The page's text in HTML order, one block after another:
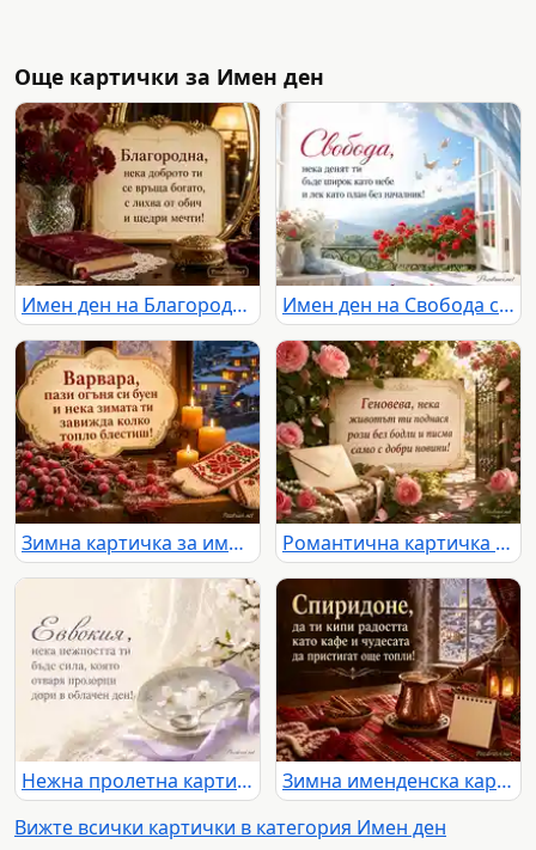
Още картички за Имен ден
Имен ден на Благородна с бордо карамфили и старинен салон Имен ден на Свобода със светъл балкон, мушката и планински хоризонт
Зимна картичка за имен ден на Варвара със свещи, шевица и заснежено село Романтична картичка за имен ден на Геновева с рози, писмо и слънчева градина
Нежна пролетна картичка за имен ден на Евдокия
Зимна именденска картичка за Спиридон с кафе, канела и топъл празничен уют
Вижте всички картички в категория Имен ден